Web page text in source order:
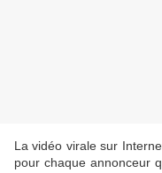
La vidéo virale sur
pour chaque annonceur